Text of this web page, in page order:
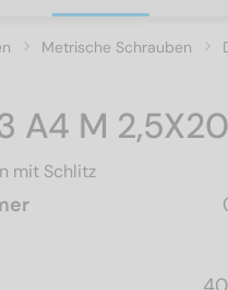
Metrische Schrauben
A4 M 2,5X20
mit Schlitz